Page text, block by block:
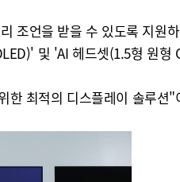
조언을 받을 수 있도록 지
및 'AI 헤드셋(1.5형 원형
한 최적의 디스플레이 솔루션"